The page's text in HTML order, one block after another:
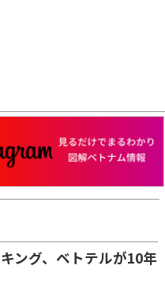
ング、ベトテルが10年